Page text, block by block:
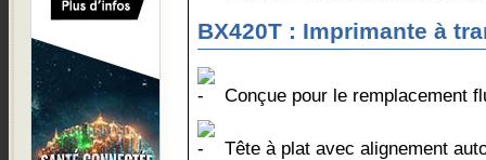
BX420T : Imprimante à
Conçue pour le remplacement
Tête à plat avec alignement